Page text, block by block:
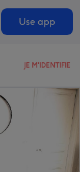
Use app
JE M'IDENTIFIE